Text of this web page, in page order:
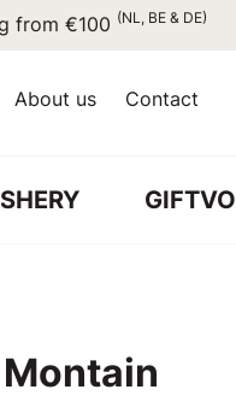
€100(NL, BE & DE)
About us Contact